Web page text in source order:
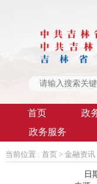
首页 政
政务服务
当前位置 : 首页 > 金融资讯
日